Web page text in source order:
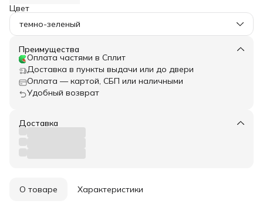
Цвет
темно-зеленый
Преимущества
Оплата частями в Сплит
Доставка в пункты выдачи или до двери
Оплата — картой, СБП или наличными
Удобный возврат
Доставка
О товаре Характеристики